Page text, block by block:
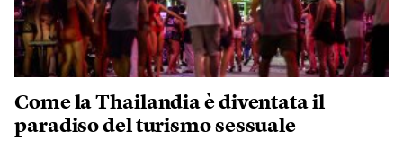
Come la Thailandia è diventata il
paradiso del turismo sessuale